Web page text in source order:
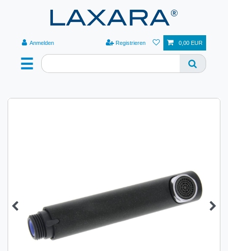
☰
Anmelden Registrieren 0,00 EUR